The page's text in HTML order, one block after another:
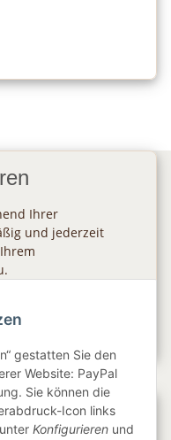
Ihrer
und jederzeit
gestatten Sie den
Website: PayPal
Sie können die
Icon links
Konfigurieren und